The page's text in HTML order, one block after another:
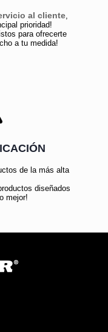
al cliente,
prioridad!
para ofrecerte
a tu medida!
de la más alta
diseñados
mejor!